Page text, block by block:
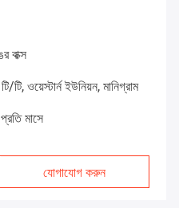
বাক্স
ওয়েস্টার্ন ইউনিয়ন, মানিগ্রাম
মাসে
যোগাযোগ করুন